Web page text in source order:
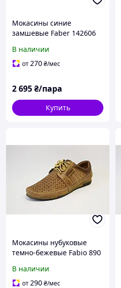
Мокасины синие
замшевые Faber 142606
В наличии
от270₴/мес
2 695₴/пара
Купить
Мокасины нубуковые
темно-бежевые Fabio 890
В наличии
от290₴/мес